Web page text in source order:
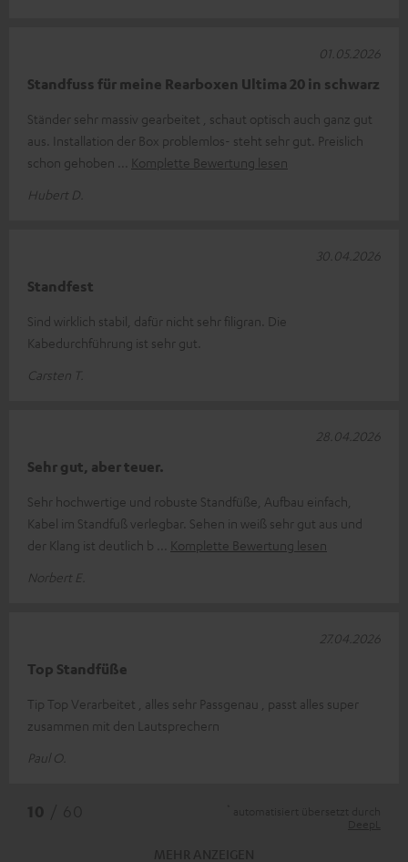
Standfuss für meine Rearboxen Ultima 20 in schwarz
Ständer sehr massiv gearbeitet , schaut optisch auch ganz gut
aus. Installation der Box problemlos- steht sehr gut. Preislich
schon gehoben
Komplette Bewertung lesen
Hubert D.
01.05.2026
Standfest
Sind wirklich stabil, dafür nicht sehr filigran. Die
Kabedurchführung ist sehr gut.
Carsten T.
30.04.2026
Sehr gut, aber teuer.
Sehr hochwertige und robuste Standfüße, Aufbau einfach,
Kabel im Standfuß verlegbar. Sehen in weiß sehr gut aus und
der Klang ist deutlich b
Komplette Bewertung lesen
Norbert E.
28.04.2026
Top Standfüße
Tip Top Verarbeitet , alles sehr Passgenau , passt alles super
zusammen mit den Lautsprechern
Paul O.
27.04.2026